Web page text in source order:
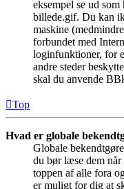
eksempel se ud
billede.gif. Du kan
maskine
forbundet med
loginfunktioner, for
andre steder
skal du anvende
Top
Hvad er globale
Globale
du bør læse dem
toppen af alle fora
er muligt for dig at